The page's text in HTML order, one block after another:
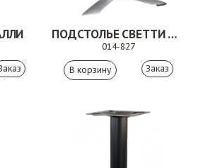
ПОДСТОЛЬЕ СВЕТТИ ДУО
014-827
Заказ